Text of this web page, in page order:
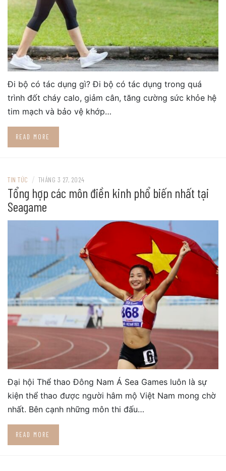
Đi bộ có tác dụng gì? Đi bộ có tác dụng trong quá
trình đốt cháy calo, giảm cân, tăng cường sức khỏe hệ
tim mạch và bảo vệ khớp…
READ MORE
TIN TỨC / THÁNG 3 27, 2024
Tổng hợp các môn điền kinh phổ biến nhất tại
Seagame
Đại hội Thể thao Đông Nam Á Sea Games luôn là sự
kiện thể thao được người hâm mộ Việt Nam mong chờ
nhất. Bên cạnh những môn thi đấu…
READ MORE